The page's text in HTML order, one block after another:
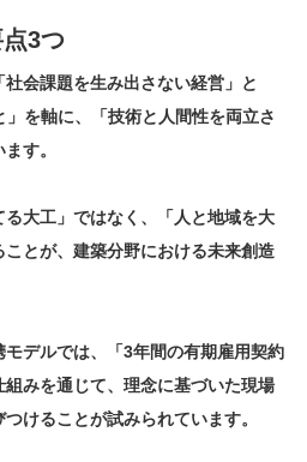
3つ
会課題を生み出さない経営」と
」を軸に、「技術と人間性を両立さ
す。
大工」ではなく、「人と地域を大
とが、建築分野における未来創造
デルでは、「3年間の有期雇用契約
みを通じて、理念に基づいた現場
けることが試みられています。